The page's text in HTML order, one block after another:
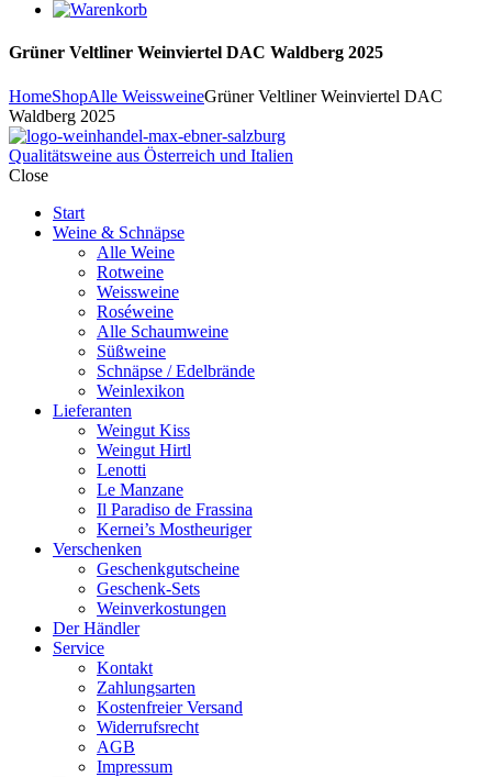
Grüner Veltliner Weinviertel DAC Waldberg 2025
HomeShopAlle WeissweineGrüner Veltliner Weinviertel DAC
Waldberg 2025
Qualitätsweine aus Österreich und Italien
Close
Start
Weine & Schnäpse
Alle Weine
Rotweine
Weissweine
Roséweine
Alle Schaumweine
Süßweine
Schnäpse / Edelbrände
Weinlexikon
Lieferanten
Weingut Kiss
Weingut Hirtl
Lenotti
Le Manzane
Il Paradiso de Frassina
Kernei’s Mostheuriger
Verschenken
Geschenkgutscheine
Geschenk-Sets
Weinverkostungen
Der Händler
Service
Kontakt
Zahlungsarten
Kostenfreier Versand
Widerrufsrecht
AGB
Impressum